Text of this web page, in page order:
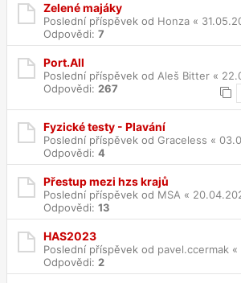
Zelené majáky
Poslední příspěvek od Honza «
Odpovědi: 7
Port.All
Poslední příspěvek od Aleš Bitter «
Odpovědi: 267
Fyzické testy - Plavání
Poslední příspěvek od Graceless «
Odpovědi: 4
Přestup mezi hzs krajů
Poslední příspěvek od MSA «
Odpovědi: 13
HAS2023
Poslední příspěvek od pavel.ccermak «
Odpovědi: 2